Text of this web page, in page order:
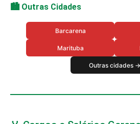
🏙️ Outras Cidades
Barcarena
Marituba
Outras cidades →